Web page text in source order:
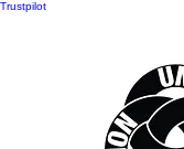
Trustpilot